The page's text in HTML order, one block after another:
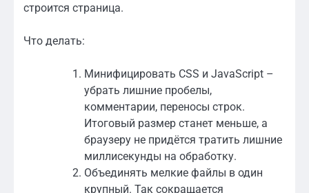
строится страница.
Что делать:
Минифицировать CSS и JavaScript –
убрать лишние пробелы,
комментарии, переносы строк.
Итоговый размер станет меньше, а
браузеру не придётся тратить лишние
миллисекунды на обработку.
Объединять мелкие файлы в один
крупный. Так сокращается